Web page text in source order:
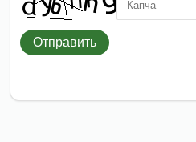
Отправить